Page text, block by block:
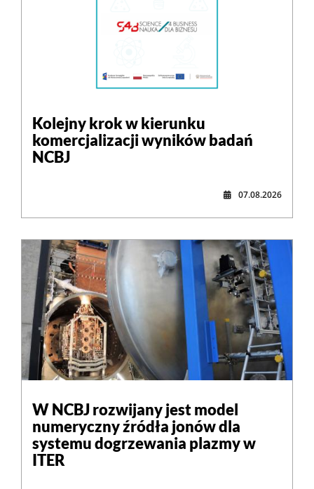
Kolejny krok w kierunku
komercjalizacji wyników badań
NCBJ
07.08.2026
W NCBJ rozwijany jest model
numeryczny źródła jonów dla
systemu dogrzewania plazmy w
ITER